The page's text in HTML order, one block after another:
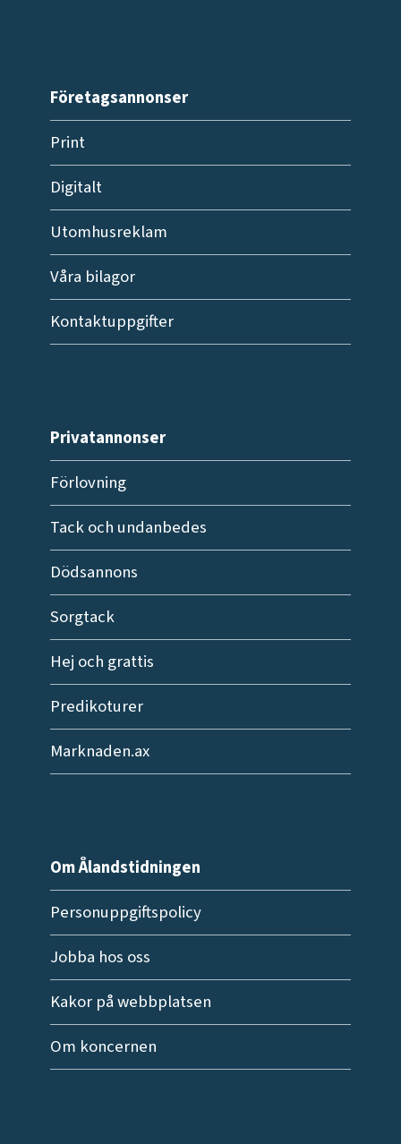
Företagsannonser
Print
Digitalt
Utomhusreklam
Våra bilagor
Kontaktuppgifter
Privatannonser
Förlovning
Tack och undanbedes
Dödsannons
Sorgtack
Hej och grattis
Predikoturer
Marknaden.ax
Om Ålandstidningen
Personuppgiftspolicy
Jobba hos oss
Kakor på webbplatsen
Om koncernen